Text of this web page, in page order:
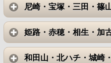
尼崎・宝塚・三田・篠
姫路・赤穂・相生・加
和田山・北ハチ・城崎